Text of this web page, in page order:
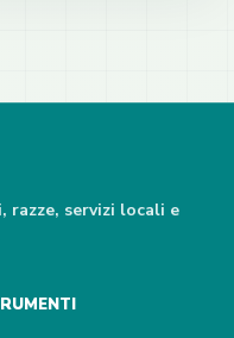
razze, servizi locali e